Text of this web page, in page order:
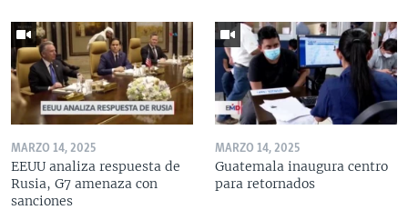
MARZO 14, 2025
EEUU analiza respuesta de
Rusia, G7 amenaza con
sanciones
MARZO 14, 2025
Guatemala inaugura centro
para retornados